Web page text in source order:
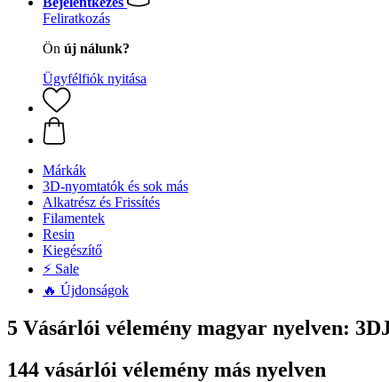
Feliratkozás
Ön új nálunk?
Ügyfélfiók nyitása
Márkák
3D-nyomtatók és sok más
Alkatrész és Frissítés
Filamentek
Resin
Kiegészítő
⚡ Sale
🔥 Újdonságok
5 Vásárlói vélemény magyar nyelven:
144 vásárlói vélemény más nyelven